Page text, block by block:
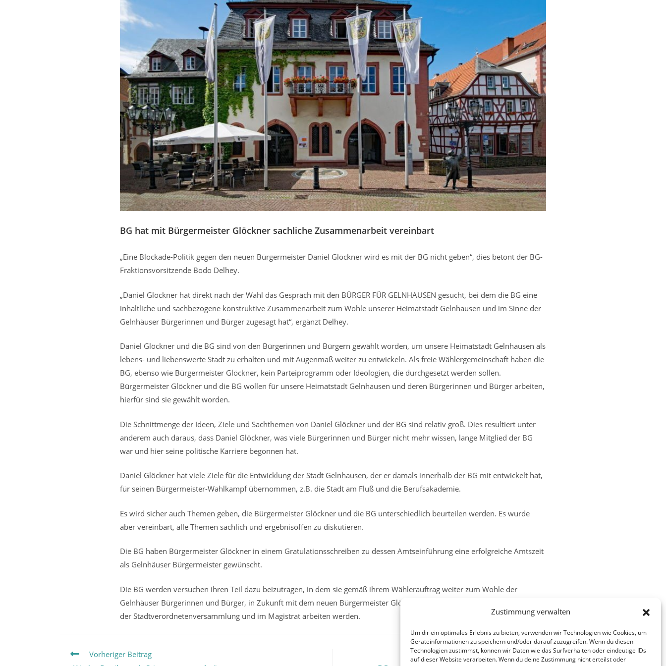
Zustimmung verwalten
Um dir ein optimales Erlebnis zu bieten, verwenden wir Technologien wie Cookies, um
Geräteinformationen zu speichern und/oder darauf zuzugreifen. Wenn du diesen
Technologien zustimmst, können wir Daten wie das Surfverhalten oder eindeutige IDs
auf dieser Website verarbeiten. Wenn du deine Zustimmung nicht erteilst oder
BG hat mit Bürgermeister Glöckner sachliche Zusammenarbeit vereinbart
„Eine Blockade-Politik gegen den neuen Bürgermeister Daniel Glöckner wird es mit der BG nicht geben“, dies betont der BG-
Fraktionsvorsitzende Bodo Delhey.
„Daniel Glöckner hat direkt nach der Wahl das Gespräch mit den BÜRGER FÜR GELNHAUSEN gesucht, bei dem die BG eine
inhaltliche und sachbezogene konstruktive Zusammenarbeit zum Wohle unserer Heimatstadt Gelnhausen und im Sinne der
Gelnhäuser Bürgerinnen und Bürger zugesagt hat“, ergänzt Delhey.
Daniel Glöckner und die BG sind von den Bürgerinnen und Bürgern gewählt worden, um unsere Heimatstadt Gelnhausen als
lebens- und liebenswerte Stadt zu erhalten und mit Augenmaß weiter zu entwickeln. Als freie Wählergemeinschaft haben die
BG, ebenso wie Bürgermeister Glöckner, kein Parteiprogramm oder Ideologien, die durchgesetzt werden sollen.
Bürgermeister Glöckner und die BG wollen für unsere Heimatstadt Gelnhausen und deren Bürgerinnen und Bürger arbeiten,
hierfür sind sie gewählt worden.
Die Schnittmenge der Ideen, Ziele und Sachthemen von Daniel Glöckner und der BG sind relativ groß. Dies resultiert unter
anderem auch daraus, dass Daniel Glöckner, was viele Bürgerinnen und Bürger nicht mehr wissen, lange Mitglied der BG
war und hier seine politische Karriere begonnen hat.
Daniel Glöckner hat viele Ziele für die Entwicklung der Stadt Gelnhausen, der er damals innerhalb der BG mit entwickelt hat,
für seinen Bürgermeister-Wahlkampf übernommen, z.B. die Stadt am Fluß und die Berufsakademie.
Es wird sicher auch Themen geben, die Bürgermeister Glöckner und die BG unterschiedlich beurteilen werden. Es wurde
aber vereinbart, alle Themen sachlich und ergebnisoffen zu diskutieren.
Die BG haben Bürgermeister Glöckner in einem Gratulationsschreiben zu dessen Amtseinführung eine erfolgreiche Amtszeit
als Gelnhäuser Bürgermeister gewünscht.
Die BG werden versuchen ihren Teil dazu beizutragen, in dem sie gemäß ihrem Wählerauftrag weiter zum Wohle der
Gelnhäuser Bürgerinnen und Bürger, in Zukunft mit dem neuen Bürgermeister Glöckner, konstruktiv und sachbezogen in
der Stadtverordnetenversammlung und im Magistrat arbeiten werden.
Weitere
Artikel
Vorheriger Beitrag Nächster Beitrag